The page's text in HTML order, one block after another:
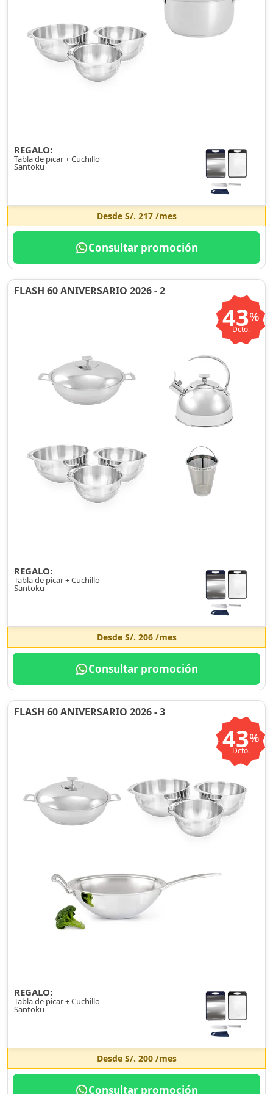
REGALO:
Tabla de picar + Cuchillo
Santoku
Desde S/. 217/mes
Consultar promoción
FLASH 60 ANIVERSARIO 2026 - 2
43%
Dcto.
REGALO:
Tabla de picar + Cuchillo
Santoku
Desde S/. 206/mes
Consultar promoción
FLASH 60 ANIVERSARIO 2026 - 3
43%
Dcto.
REGALO:
Tabla de picar + Cuchillo
Santoku
Desde S/. 200/mes
Consultar promoción